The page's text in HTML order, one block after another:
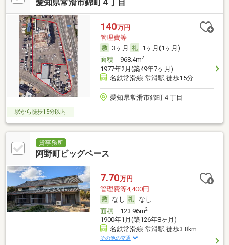
愛知県常滑市錦町４丁目
140万円
管理費等-
3ヶ月
1ヶ月(1ヶ月)
面積968.4m2
1977年2月(築49年7ヶ月)
名鉄常滑線 常滑駅 徒歩15分
愛知県常滑市錦町４丁目
駅から徒歩15分以内
貸事務所
阿野町ビッグベース
7.70万円
管理費等4,400円
なし
なし
面積123.96m2
1900年1月(築126年8ヶ月)
名鉄常滑線 常滑駅 徒歩3.8km
その他の交通